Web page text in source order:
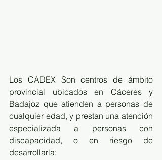
Los CADEX Son centros de ámbito
provincial ubicados en Cáceres y
Badajoz que atienden a personas de
cualquier edad, y prestan una atención
especializada a personas con
discapacidad, o en riesgo de
desarrollarla: